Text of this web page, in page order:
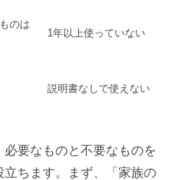
のは
1年以上使っていない
説明書なしで使えない
要なものと不要なものを
ちます。まず、「家族の